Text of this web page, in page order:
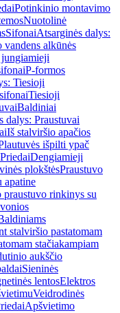
Potinkinio montavimo
Nuotolinė
SifonaiAtsarginės dalys:
alkūnės
P-formos
Tiesioji
Tiesioji
Baldiniai
dalys: Praustuvai
Iš stalviršio apačios
išpilti ypač
PriedaiDengiamieji
plokštėsPraustuvo
apatine
praustuvo rinkinys su
stalviršio pastatomam
stačiakampiam
aukščio
Sieninės
lentosElektros
Veidrodinės
Apšvietimo